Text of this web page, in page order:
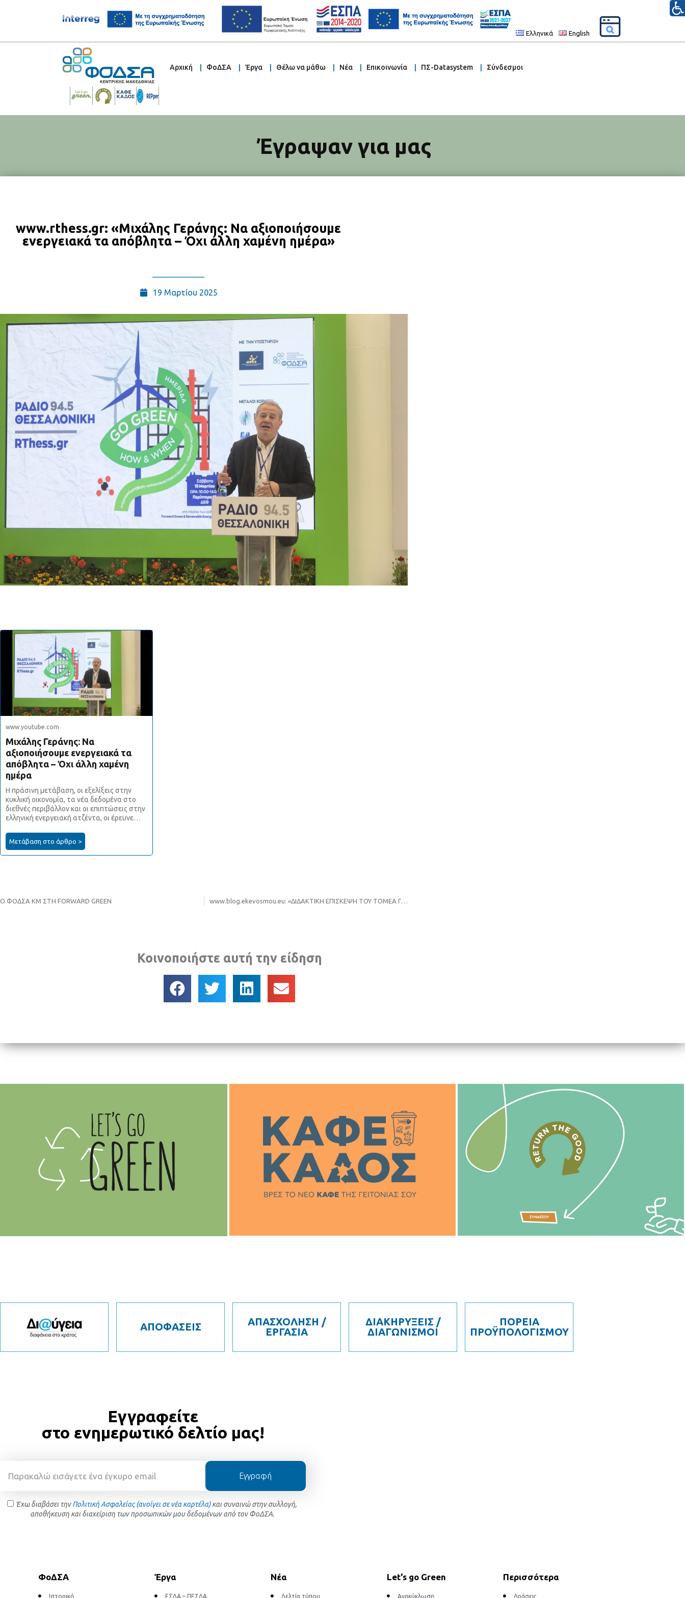
Ελληνικά English
Αρχική ΦοΔΣΑ Έργα Θέλω να μάθω Νέα Επικοινωνία ΠΣ-Datasystem Σύνδεσμοι
Έγραψαν για μας
www.rthess.gr: «Μιχάλης Γεράνης: Να αξιοποιήσουμε
ενεργειακά τα απόβλητα – Όχι άλλη χαμένη ημέρα»
19 Μαρτίου 2025
www.youtube.com
Μιχάλης Γεράνης: Να
αξιοποιήσουμε ενεργειακά τα
απόβλητα – Όχι άλλη χαμένη
ημέρα
Η πράσινη μετάβαση, οι εξελίξεις στην
κυκλική οικονομία, τα νέα δεδομένα στο
διεθνές περιβάλλον και οι επιπτώσεις στην
ελληνική ενεργειακή ατζέντα, οι έρευνε…
Μετάβαση στο άρθρο >
Ο ΦΟΔΣΑ ΚΜ ΣΤΗ FORWARD GREEN www.blog.ekevosmou.eu: «ΔΙΔΑΚΤΙΚΗ ΕΠΙΣΚΕΨΗ ΤΟΥ ΤΟΜΕΑ ΓΕΩΠΟΝΙΑΣ ΣΤΟ 9ο ΦΕΣΤΙΒΑΛ ΑΝΑΚΥΚΛΩΣΗΣ ΤΟΥ ΔΗΜΟΥ ΘΕΣΣΑΛΟΝΙΚΗΣ»
Κοινοποιήστε αυτή την είδηση
ΑΠΟΦΑΣΕΙΣ
ΑΠΑΣΧΟΛΗΣΗ /
ΕΡΓΑΣΙΑ
ΔΙΑΚΗΡΥΞΕΙΣ /
ΔΙΑΓΩΝΙΣΜΟΙ
ΠΟΡΕΙΑ
ΠΡΟΫΠΟΛΟΓΙΣΜΟΥ
Εγγραφείτε
στο ενημερωτικό δελτίο μας!
Έχω διαβάσει τηνΠολιτική Ασφαλείας (ανοίγει σε νέα καρτέλα)και συναινώ στην συλλογή,
αποθήκευση και διαχείριση των προσωπικών μου δεδομένων από τον ΦοΔΣΑ.
Εγγραφή
ΦοΔΣΑ
Ιστορικό
Έργα
ΕΣΔΑ – ΠΕΣΔΑ
Νέα
Δελτία τύπου
Let's go Green
Ανακύκλωση
Περισσότερα
Δράσεις